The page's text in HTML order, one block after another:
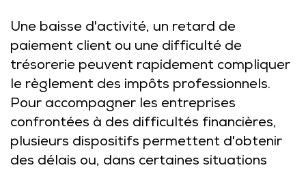
Une baisse d'activité, un retard de
paiement client ou une difficulté de
trésorerie peuvent rapidement compliquer
le règlement des impôts professionnels.
Pour accompagner les entreprises
confrontées à des difficultés financières,
plusieurs dispositifs permettent d'obtenir
des délais ou, dans certaines situations